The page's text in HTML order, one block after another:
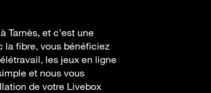
Tarnès, et c’est une
la fibre, vous bénéficiez
les jeux en ligne
et nous vous
de votre Livebox